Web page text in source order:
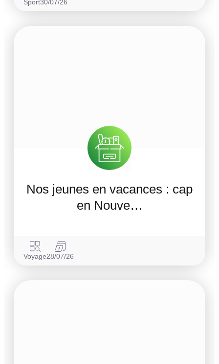
Sport30/07/26
Nos jeunes en vacances : cap
en Nouve…
Voyage28/07/26